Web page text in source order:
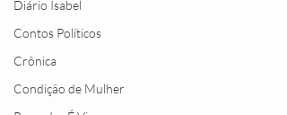
Diário Isabel
Contos Políticos
Crônica
Condição de Mulher